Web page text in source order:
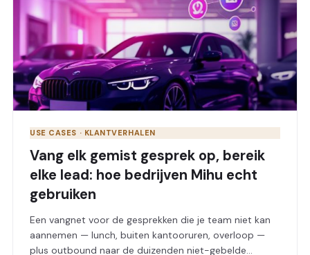
USE CASES · KLANTVERHALEN
Vang elk gemist gesprek op, bereik
elke lead: hoe bedrijven Mihu echt
gebruiken
Een vangnet voor de gesprekken die je team niet kan
aannemen — lunch, buiten kantooruren, overloop —
plus outbound naar de duizenden niet-gebelde